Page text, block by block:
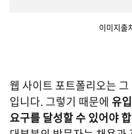
이미지출
웹 사이트 포트폴리오는
입니다. 그렇기 때문에 유
요구를 달성할 수 있어야